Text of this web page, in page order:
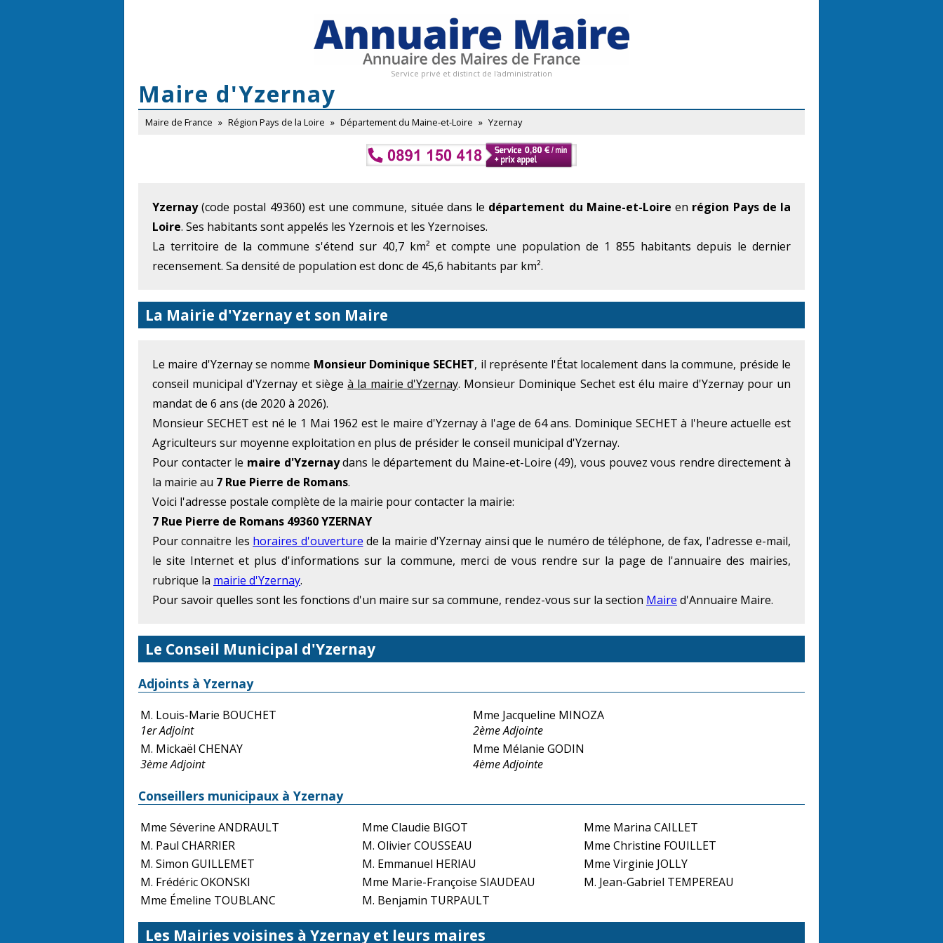
Service privé et distinct de l'administration
Maire d'Yzernay
Maire de France » Région Pays de la Loire » Département du Maine-et-Loire » Yzernay
Yzernay(code postal 49360) est une commune, située dans le département du Maine-et-Loire en région Pays de la
Loire. Ses habitants sont appelés les Yzernois et les Yzernoises.
La territoire de la commune s'étend sur 40,7 km² et compte une population de 1 855 habitants depuis le dernier
recensement. Sa densité de population est donc de 45,6 habitants par km².
La Mairie d'Yzernay et son Maire
Le maire d'Yzernay se nomme Monsieur Dominique SECHET, il représente l'État localement dans la commune, préside le
conseil municipal d'Yzernay et siègeà la mairie d'Yzernay. Monsieur Dominique Sechet est élu maire d'Yzernay pour un
mandat de 6 ans (de 2020 à 2026).
Monsieur SECHET est né le 1 Mai 1962 est le maire d'Yzernay à l'age de 64 ans. Dominique SECHET à l'heure actuelle est
Agriculteurs sur moyenne exploitation en plus de présider le conseil municipal d'Yzernay.
Pour contacter le maire d'Yzernaydans le département du Maine-et-Loire (49), vous pouvez vous rendre directement à
la mairie au 7 Rue Pierre de Romans.
Voici l'adresse postale complète de la mairie pour contacter la mairie:
7 Rue Pierre de Romans 49360 YZERNAY
Pour connaitre les horaires d'ouverture de la mairie d'Yzernay ainsi que le numéro de téléphone, de fax, l'adresse e-mail,
le site Internet et plus d'informations sur la commune, merci de vous rendre sur la page de l'annuaire des mairies,
rubrique la mairie d'Yzernay.
Pour savoir quelles sont les fonctions d'un maire sur sa commune, rendez-vous sur la section Maire d'Annuaire Maire.
Le Conseil Municipal d'Yzernay
Adjoints à Yzernay
M. Louis-Marie BOUCHET
1er Adjoint
Mme Jacqueline MINOZA
2ème Adjointe
M. Mickaël CHENAY
3ème Adjoint
Mme Mélanie GODIN
4ème Adjointe
Conseillers municipaux à Yzernay
Mme Séverine ANDRAULT Mme Claudie BIGOT
Mme Marina CAILLET
M. Paul CHARRIER
M. Olivier COUSSEAU
Mme Christine FOUILLET
M. Simon GUILLEMET
M. Emmanuel HERIAU
Mme Virginie JOLLY
M. Frédéric OKONSKI
Mme Marie-Françoise SIAUDEAU
M. Jean-Gabriel TEMPEREAU
Mme Émeline TOUBLANC
M. Benjamin TURPAULT
Les Mairies voisines à Yzernay et leurs maires